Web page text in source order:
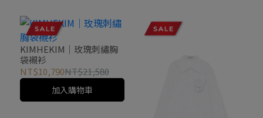
KIMHEKIM｜玫瑰刺繡胸
袋襯衫
NT$10,790NT$21,580
加入購物車